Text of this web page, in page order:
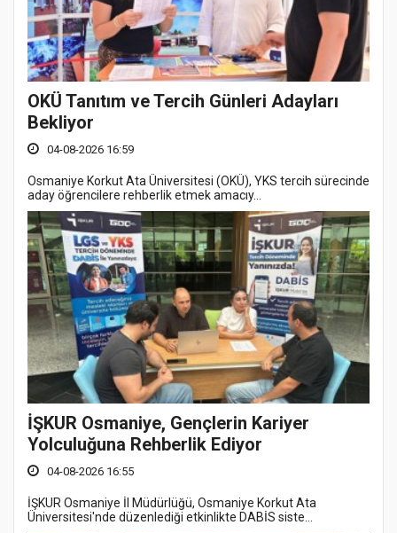
OKÜ Tanıtım ve Tercih Günleri Adayları
Bekliyor
04-08-2026 16:59
Osmaniye Korkut Ata Üniversitesi (OKÜ), YKS tercih sürecinde
aday öğrencilere rehberlik etmek amacıy...
İŞKUR Osmaniye, Gençlerin Kariyer
Yolculuğuna Rehberlik Ediyor
04-08-2026 16:55
İŞKUR Osmaniye İl Müdürlüğü, Osmaniye Korkut Ata
Üniversitesi'nde düzenlediği etkinlikte DABİS siste...